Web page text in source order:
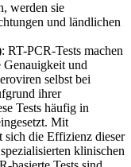
werden sie
und ländlichen
: RT-PCR-Tests machen
Genauigkeit und
selbst bei
ihrer
Tests häufig in
Mit
sich die Effizienz dieser
klinischen